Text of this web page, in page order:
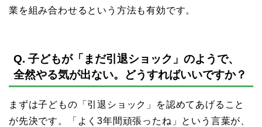
業を組み合わせるという方法も有効です。
Q. 子どもが「まだ引退ショック」のようで、
全然やる気が出ない。どうすればいいですか？
まずは子どもの「引退ショック」を認めてあげること
が先決です。「よく3年間頑張ったね」という言葉が、